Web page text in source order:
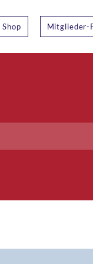
Shop Mitglieder-